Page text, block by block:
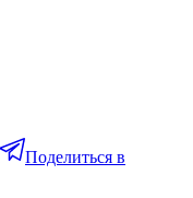
Поделиться в